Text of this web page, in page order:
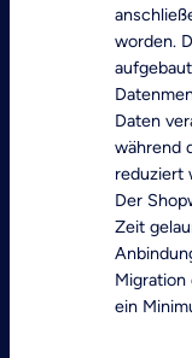
worden.
Daten
während
reduziert
Der
Zeit
Migration
ein